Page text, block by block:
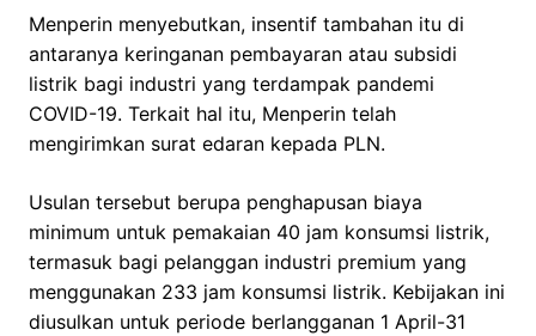
Menperin menyebutkan, insentif tambahan itu di
antaranya keringanan pembayaran atau subsidi
listrik bagi industri yang terdampak pandemi
COVID-19. Terkait hal itu, Menperin telah
mengirimkan surat edaran kepada PLN.
Usulan tersebut berupa penghapusan biaya
minimum untuk pemakaian 40 jam konsumsi listrik,
termasuk bagi pelanggan industri premium yang
menggunakan 233 jam konsumsi listrik. Kebijakan ini
diusulkan untuk periode berlangganan 1 April-31